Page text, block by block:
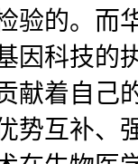
验的。而
因科技的
献着自己
势互补、